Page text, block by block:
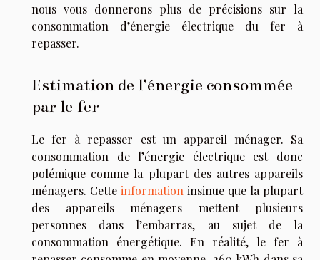
nous vous donnerons plus de précisions sur la
consommation d’énergie électrique du fer à
repasser.
Estimation de l’énergie consommée
par le fer
Le fer à repasser est un appareil ménager. Sa
consommation de l’énergie électrique est donc
polémique comme la plupart des autres appareils
ménagers. Cette information insinue que la plupart
des appareils ménagers mettent plusieurs
personnes dans l’embarras, au sujet de la
consommation énergétique. En réalité, le fer à